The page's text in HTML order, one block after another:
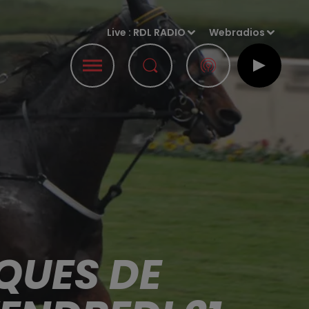
Live : RDL RADIO Webradios
DE